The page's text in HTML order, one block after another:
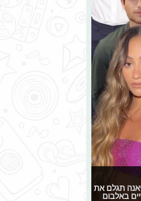
תגלם את
באלבום